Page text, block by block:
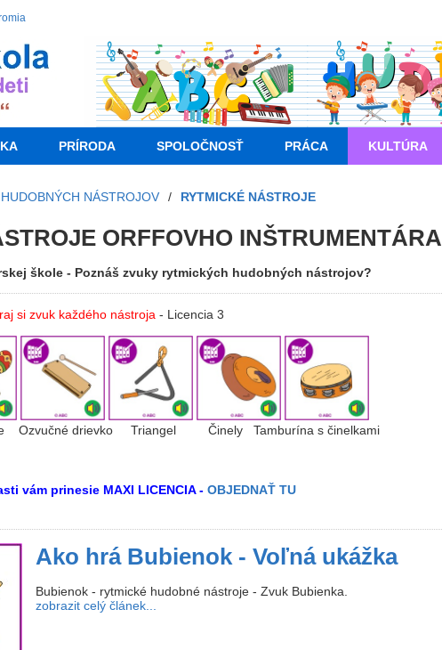
PRÍRODA SPOLOČNOSŤ PRÁCA KULTÚRA
NÁSTROJOV / RYTMICKÉ NÁSTROJE
ORFFOVHO INŠTRUMENTÁRA
škole - Poznáš zvuky rytmických hudobných nástrojov?
si zvuk každého nástroja - Licencia 3
drievko Triangel Činely Tamburína s činelkami
vám prinesie MAXI LICENCIA - OBJEDNAŤ TU
Ako hrá Bubienok - Voľná ukážka
Bubienok - rytmické hudobné nástroje - Zvuk Bubienka.
zobrazit celý článek...